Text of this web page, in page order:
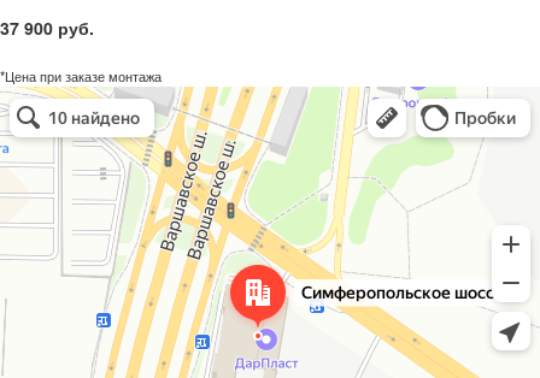
37 900 руб.
*Цена при заказе монтажа